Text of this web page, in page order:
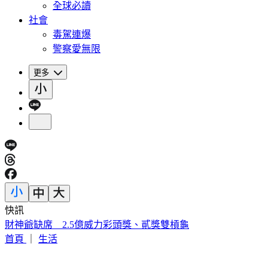
全球必讀
社會
毒駕連爆
警察愛無限
更多
快訊
富比士富豪榜大洗牌 「川湖」林聰吉登台灣首富
首頁
生活